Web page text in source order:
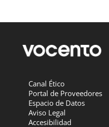
Canal Ético
Portal de Proveedores
Espacio de Datos
Aviso Legal
Accesibilidad